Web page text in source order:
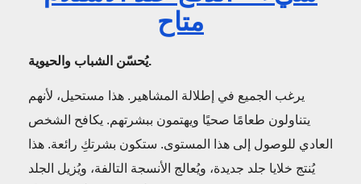
متاح
يُحسّن الشباب والحيوية.
يرغب الجميع في إطلالة المشاهير. هذا مستحيل، لأنهم
يتناولون طعامًا صحيًا ويهتمون ببشرتهم. يكافح الشخص
العادي للوصول إلى هذا المستوى. ستكون بشرتكِ رائعة. هذا
يُنتج خلايا جلد جديدة، ويُعالج الأنسجة التالفة، ويُزيل الجلد